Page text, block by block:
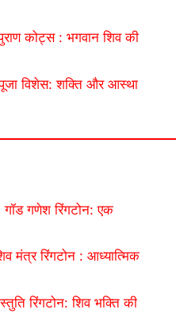
कोट्स : भगवान शिव की
विशेस: शक्ति और आस्था
गणेश रिंगटोन: एक
रिंगटोन : आध्यात्मिक
रिंगटोन: शिव भक्ति की